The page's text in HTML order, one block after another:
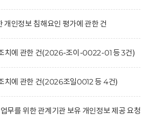
개인정보 침해요인 평가에 관한 건
치에 관한 건(2026-조이-0022-01 등 3건)
치에 관한 건(2026조일0012 등 4건)
무를 위한 관계기관 보유 개인정보 제공 요